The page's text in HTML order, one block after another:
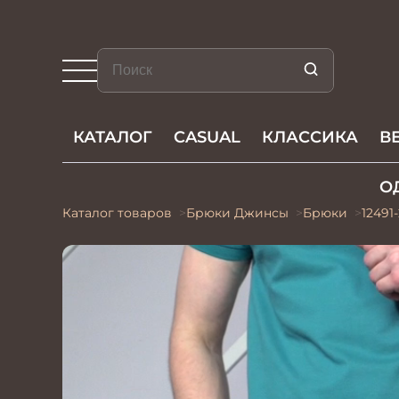
КАТАЛОГ CASUAL КЛАССИКА
Каталог товаров Брюки Джинсы Брюки